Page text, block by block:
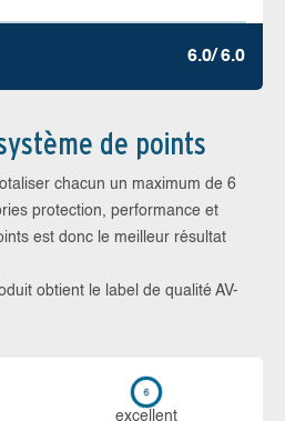
6.0/ 6.0
de points
chacun un maximum de 6
protection, performance et
est donc le meilleur résultat
obtient le label de qualité AV-
ex­cellent